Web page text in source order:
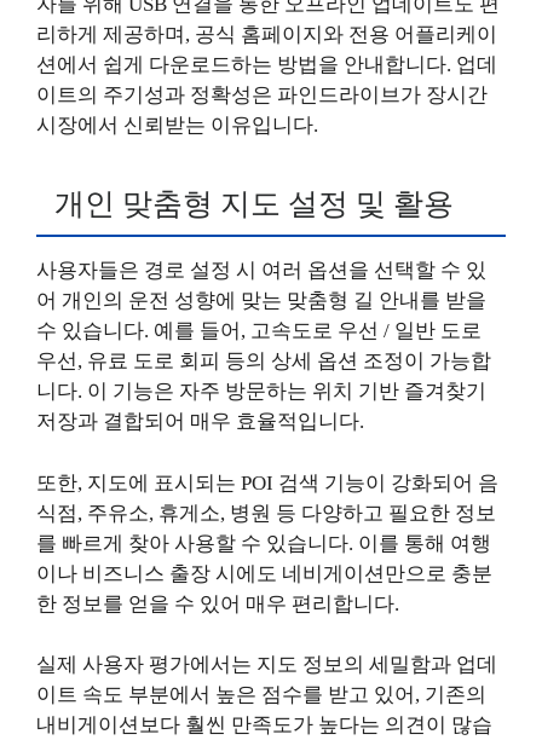
리하게 제공하며, 공식 홈페이지와 전용 어플리케이
션에서 쉽게 다운로드하는 방법을 안내합니다. 업데
이트의 주기성과 정확성은 파인드라이브가 장시간
시장에서 신뢰받는 이유입니다.
개인 맞춤형 지도 설정 및 활용
사용자들은 경로 설정 시 여러 옵션을 선택할 수 있
어 개인의 운전 성향에 맞는 맞춤형 길 안내를 받을
수 있습니다. 예를 들어, 고속도로 우선 / 일반 도로
우선, 유료 도로 회피 등의 상세 옵션 조정이 가능합
니다. 이 기능은 자주 방문하는 위치 기반 즐겨찾기
저장과 결합되어 매우 효율적입니다.
또한, 지도에 표시되는 POI 검색 기능이 강화되어 음
식점, 주유소, 휴게소, 병원 등 다양하고 필요한 정보
를 빠르게 찾아 사용할 수 있습니다. 이를 통해 여행
이나 비즈니스 출장 시에도 네비게이션만으로 충분
한 정보를 얻을 수 있어 매우 편리합니다.
실제 사용자 평가에서는 지도 정보의 세밀함과 업데
이트 속도 부분에서 높은 점수를 받고 있어, 기존의
내비게이션보다 훨씬 만족도가 높다는 의견이 많습